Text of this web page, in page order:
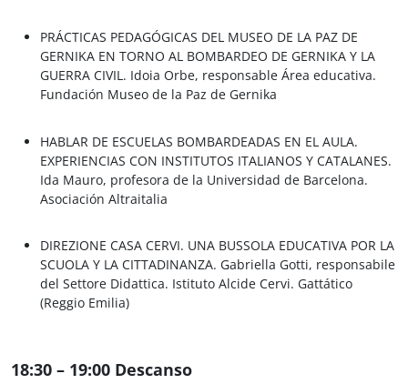
PRÁCTICAS PEDAGÓGICAS DEL MUSEO DE LA PAZ DE
GERNIKA EN TORNO AL BOMBARDEO DE GERNIKA Y LA
GUERRA CIVIL. Idoia Orbe, responsable Área educativa.
Fundación Museo de la Paz de Gernika
HABLAR DE ESCUELAS BOMBARDEADAS EN EL AULA.
EXPERIENCIAS CON INSTITUTOS ITALIANOS Y CATALANES.
Ida Mauro, profesora de la Universidad de Barcelona.
Asociación Altraitalia
DIREZIONE CASA CERVI. UNA BUSSOLA EDUCATIVA POR LA
SCUOLA Y LA CITTADINANZA. Gabriella Gotti, responsabile
del Settore Didattica. Istituto Alcide Cervi. Gattático
(Reggio Emilia)
18:30 – 19:00 Descanso